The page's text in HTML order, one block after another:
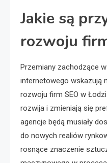
Jakie są
rozwoju
Przemiany zachodzące
internetowego wskazują
rozwoju firm SEO w
rozwija i zmieniają się
agencje będą musiały
do nowych realiów
rosnące znaczenie